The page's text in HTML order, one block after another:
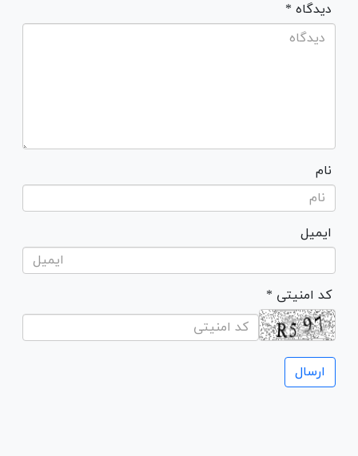
* دیدگاه
نام
ایمیل
* کد امنیتی